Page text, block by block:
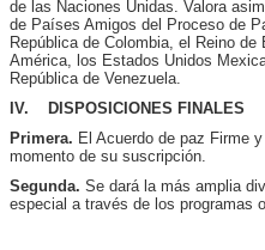
de las Naciones Unidas. Valora
de Países Amigos del Proceso de
República de Colombia, el Reino
América, los Estados Unidos
República de Venezuela.
IV. DISPOSICIONES FINALES
Primera. El Acuerdo de paz Firme
momento de su suscripción.
Segunda. Se dará la más amplia
especial a través de los programas